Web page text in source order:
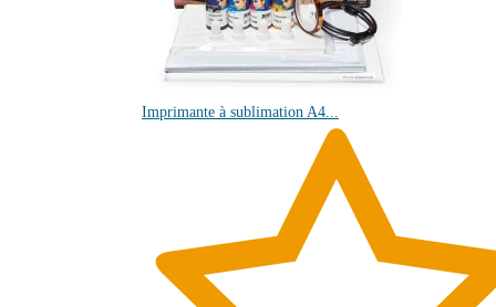
Imprimante à sublimation A4...